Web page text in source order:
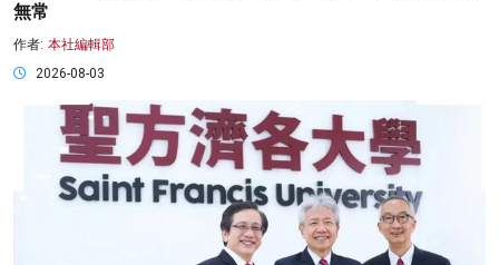
無常
作者: 本社編輯部
2026-08-03